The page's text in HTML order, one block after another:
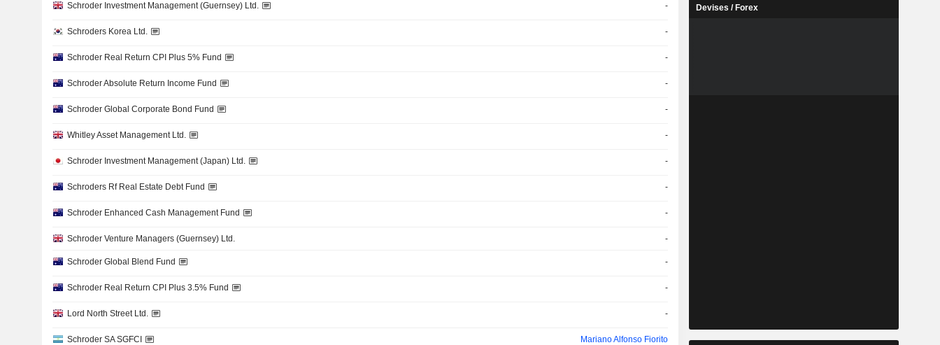
Schroder Investment Management (Guernsey) Ltd. -
Schroders Korea Ltd. -
Schroder Real Return CPI Plus 5% Fund -
Schroder Absolute Return Income Fund -
Schroder Global Corporate Bond Fund -
Whitley Asset Management Ltd. -
Schroder Investment Management (Japan) Ltd. -
Schroders Rf Real Estate Debt Fund -
Schroder Enhanced Cash Management Fund -
Schroder Venture Managers (Guernsey) Ltd. -
Schroder Global Blend Fund -
Schroder Real Return CPI Plus 3.5% Fund -
Lord North Street Ltd. -
Schroder SA SGFCI Mariano Alfonso Fiorito
Devises / Forex